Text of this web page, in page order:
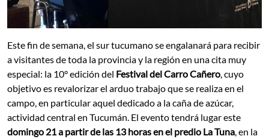
Este fin de semana, el sur tucumano se engalanará para recibir
a visitantes de toda la provincia y la región en una cita muy
especial: la 10° edición del Festival del Carro Cañero, cuyo
objetivo es revalorizar el arduo trabajo que se realiza en el
campo, en particular aquel dedicado a la caña de azúcar,
actividad central en Tucumán. El evento tendrá lugar este
domingo 21 a partir de las 13 horas en el predio La Tuna, en la